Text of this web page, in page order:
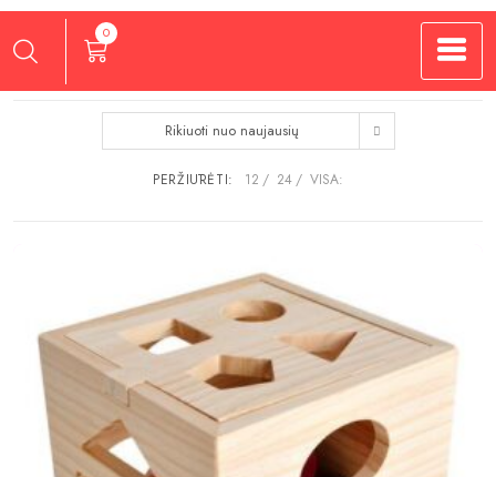
0
Rikiuoti nuo naujausių
PERŽIŪRĖTI: 12 24 VISA: